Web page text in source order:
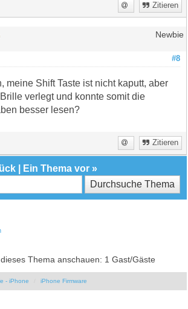
Zitieren
Newbie
#8
meine Shift Taste ist nicht kaputt, aber
verlegt und konnte somit die
besser lesen?
Zitieren
Ein Thema vor »
Thema anschauen: 1 Gast/Gäste
- iPhone iPhone Firmware